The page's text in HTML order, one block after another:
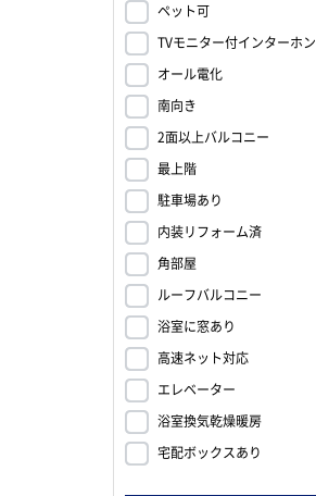
ペット可
TVモニター付インターホン
オール電化
南向き
2面以上バルコニー
最上階
駐車場あり
内装リフォーム済
角部屋
ルーフバルコニー
浴室に窓あり
高速ネット対応
エレベーター
浴室換気乾燥暖房
宅配ボックスあり